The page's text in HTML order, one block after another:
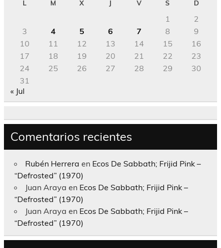
L M X J V S D
1
2
3
4 5 6 7 8
9
10
11 12 13 14 15
16
17
18 19 20 21 22
23
24
25 26 27 28 29
30
31
« Jul
Comentarios recientes
Rubén Herrera en Ecos De Sabbath; Frijid Pink –
“Defrosted” (1970)
Juan Araya en Ecos De Sabbath; Frijid Pink –
“Defrosted” (1970)
Juan Araya en Ecos De Sabbath; Frijid Pink –
“Defrosted” (1970)